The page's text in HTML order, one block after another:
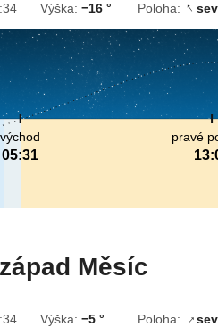
Výška:−16 ° Poloha: ↓
pravé
východ
05:31
Měsíc
Výška:−5 ° Poloha: ↓